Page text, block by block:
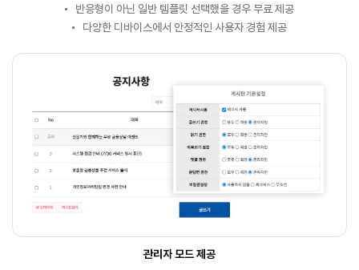
반응형이 아닌 일반 템플릿 선택했을 경우 무료 제공
다양한 디바이스에서 안정적인 사용자 경험 제공
관리자 모드 제공